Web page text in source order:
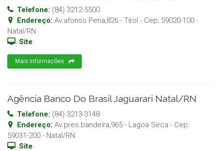
Telefone: (84) 3212-5500
Endereço: Av.afonso Pena,826 - Tirol - Cep: 59020-100 -
Natal/RN
Site
Mais Informações
Agência Banco Do Brasil Jaguarari Natal/RN
Telefone: (84) 3213-3148
Endereço: Av.pres.bandeira,965 - Lagoa Seca - Cep:
59031-200 - Natal/RN
Site